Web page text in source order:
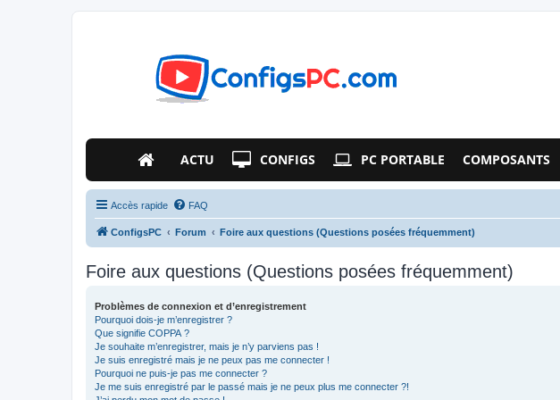
ACTU CONFIGS PC PORTABLE COMPOSANTS
Accès rapide FAQ
ConfigsPC Forum Foire aux questions (Questions posées fréquemment)
Foire aux questions (Questions posées fréquemment)
Problèmes de connexion et d’enregistrement
Pourquoi dois-je m’enregistrer ?
Que signifie COPPA ?
Je souhaite m’enregistrer, mais je n’y parviens pas !
Je suis enregistré mais je ne peux pas me connecter !
Pourquoi ne puis-je pas me connecter ?
Je me suis enregistré par le passé mais je ne peux plus me connecter ?!